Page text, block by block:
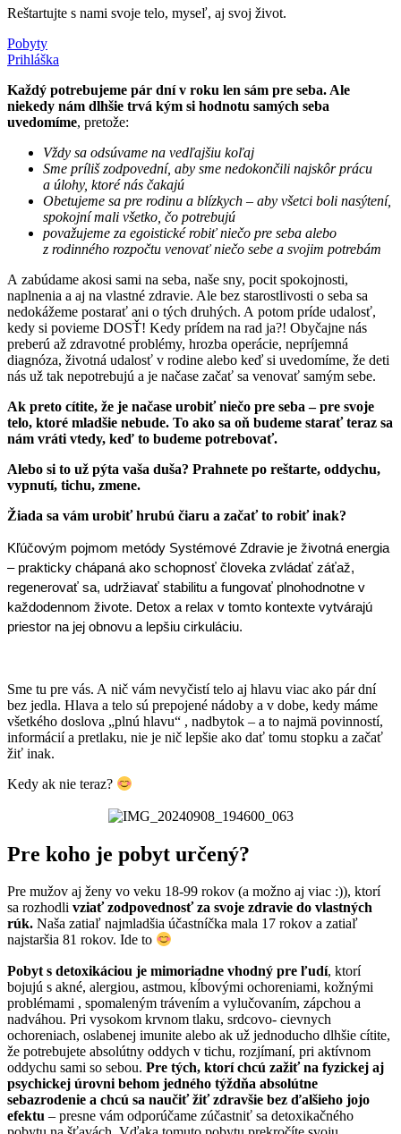
Reštartujte s nami svoje telo, myseľ, aj svoj život.
Pobyty
Prihláška
Každý potrebujeme pár dní v roku len sám pre seba. Ale
niekedy nám dlhšie trvá kým si hodnotu samých seba
uvedomíme, pretože:
Vždy sa odsúvame na vedľajšiu koľaj
Sme príliš zodpovední, aby sme nedokončili najskôr prácu
a úlohy, ktoré nás čakajú
Obetujeme sa pre rodinu a blízkych – aby všetci boli nasýtení,
spokojní mali všetko, čo potrebujú
považujeme za egoistické robiť niečo pre seba alebo
z rodinného rozpočtu venovať niečo sebe a svojim potrebám
A zabúdame akosi sami na seba, naše sny, pocit spokojnosti,
naplnenia a aj na vlastné zdravie. Ale bez starostlivosti o seba sa
nedokážeme postarať ani o tých druhých. A potom príde udalosť,
kedy si povieme DOSŤ! Kedy prídem na rad ja?! Obyčajne nás
preberú až zdravotné problémy, hrozba operácie, nepríjemná
diagnóza, životná udalosť v rodine alebo keď si uvedomíme, že deti
nás už tak nepotrebujú a je načase začať sa venovať samým sebe.
Ak preto cítite, že je načase urobiť niečo pre seba – pre svoje
telo, ktoré mladšie nebude. To ako sa oň budeme starať teraz sa
nám vráti vtedy, keď to budeme potrebovať.
Alebo si to už pýta vaša duša? Prahnete po reštarte, oddychu,
vypnutí, tichu, zmene.
Žiada sa vám urobiť hrubú čiaru a začať to robiť inak?
Kľúčovým pojmom metódy Systémové Zdravie je životná energia
– prakticky chápaná ako schopnosť človeka zvládať záťaž,
regenerovať sa, udržiavať stabilitu a fungovať plnohodnotne v
každodennom živote. Detox a relax v tomto kontexte vytvárajú
priestor na jej obnovu a lepšiu cirkuláciu.
Sme tu pre vás. A nič vám nevyčistí telo aj hlavu viac ako pár dní
bez jedla. Hlava a telo sú prepojené nádoby a v dobe, kedy máme
všetkého doslova „plnú hlavu“ , nadbytok – a to najmä povinností,
informácií a pretlaku, nie je nič lepšie ako dať tomu stopku a začať
žiť inak.
Kedy ak nie teraz?
Pre koho je pobyt určený?
Pre mužov aj ženy vo veku 18-99 rokov (a možno aj viac :)), ktorí
sa rozhodli vziať zodpovednosť za svoje zdravie do vlastných
rúk. Naša zatiaľ najmladšia účastníčka mala 17 rokov a zatiaľ
najstaršia 81 rokov. Ide to
Pobyt s detoxikáciou je mimoriadne vhodný pre ľudí, ktorí
bojujú s akné, alergiou, astmou, kĺbovými ochoreniami, kožnými
problémami , spomaleným trávením a vylučovaním, zápchou a
nadváhou. Pri vysokom krvnom tlaku, srdcovo- cievnych
ochoreniach, oslabenej imunite alebo ak už jednoducho dlhšie cítite,
že potrebujete absolútny oddych v tichu, rozjímaní, pri aktívnom
oddychu sami so sebou. Pre tých, ktorí chcú zažiť na fyzickej aj
psychickej úrovni behom jedného týždňa absolútne
sebazrodenie a chcú sa naučiť žiť zdravšie bez ďalšieho jojo
efektu – presne vám odporúčame zúčastniť sa detoxikačného